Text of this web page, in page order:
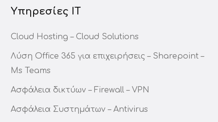
Υπηρεσίες ΙΤ
Cloud Hosting – Cloud Solutions
Λύση Office 365 για επιχειρήσεις – Sharepoint –
Ms Teams
Ασφάλεια δικτύων – Firewall – VPN
Ασφάλεια Συστημάτων – Antivirus